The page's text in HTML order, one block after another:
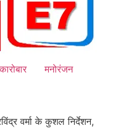
कारोबार
मनोरंजन
वर्मा के कुशल निर्देशन,